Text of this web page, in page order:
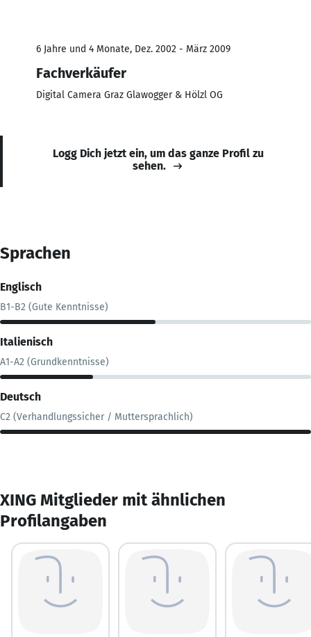
6 Jahre und 4 Monate, Dez. 2002 - März 2009
Fachverkäufer
Digital Camera Graz Glawogger & Hölzl OG
Logg Dich jetzt ein, um das ganze Profil zu
sehen.
Sprachen
Englisch
B1-B2 (Gute Kenntnisse)
Italienisch
A1-A2 (Grundkenntnisse)
Deutsch
C2 (Verhandlungssicher / Muttersprachlich)
XING Mitglieder mit ähnlichen
Profilangaben